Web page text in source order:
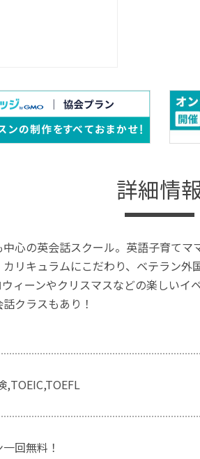
詳細情
心の英会話スクール。英語子育て
リキュラムにこだわり、ベテラン
ィーンやクリスマスなどの楽しい
クラスもあり！
,TOEIC,TOEFL
回無料！